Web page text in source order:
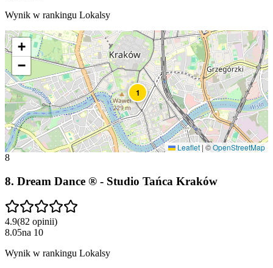
Wynik w rankingu Lokalsy
1
+
−
Leaflet | ©OpenStreetMap
8
8. Dream Dance ® - Studio Tańca Kraków
4.9(82 opinii)
8.05na 10
Wynik w rankingu Lokalsy